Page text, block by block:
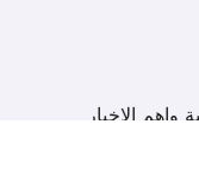
الاخبار